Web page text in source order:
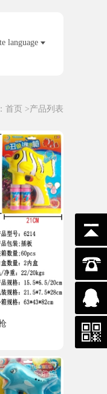
language
首页 >产品列表